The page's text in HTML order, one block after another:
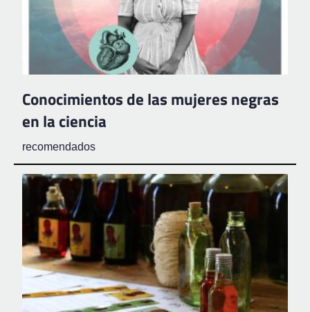
Conocimientos de las mujeres negras
en la ciencia
recomendados